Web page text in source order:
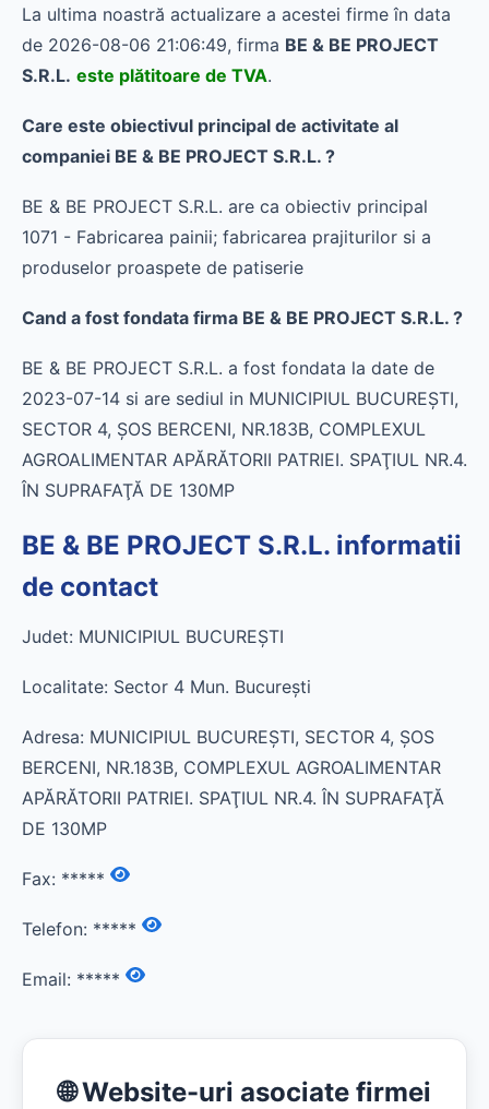
La ultima noastră actualizare a acestei firme în data
de 2026-08-06 21:06:49, firma BE & BE PROJECT
S.R.L. este plătitoare de TVA.
Care este obiectivul principal de activitate al
companiei BE & BE PROJECT S.R.L. ?
BE & BE PROJECT S.R.L. are ca obiectiv principal
1071 - Fabricarea painii; fabricarea prajiturilor si a
produselor proaspete de patiserie
Cand a fost fondata firma BE & BE PROJECT S.R.L. ?
BE & BE PROJECT S.R.L. a fost fondata la date de
2023-07-14 si are sediul in MUNICIPIUL BUCUREŞTI,
SECTOR 4, ŞOS BERCENI, NR.183B, COMPLEXUL
AGROALIMENTAR APĂRĂTORII PATRIEI. SPAŢIUL NR.4.
ÎN SUPRAFAŢĂ DE 130MP
BE & BE PROJECT S.R.L. informatii
de contact
Judet: MUNICIPIUL BUCUREŞTI
Localitate: Sector 4 Mun. Bucureşti
Adresa: MUNICIPIUL BUCUREŞTI, SECTOR 4, ŞOS
BERCENI, NR.183B, COMPLEXUL AGROALIMENTAR
APĂRĂTORII PATRIEI. SPAŢIUL NR.4. ÎN SUPRAFAŢĂ
DE 130MP
Fax: *****
Telefon: *****
Email: *****
🌐 Website-uri asociate firmei